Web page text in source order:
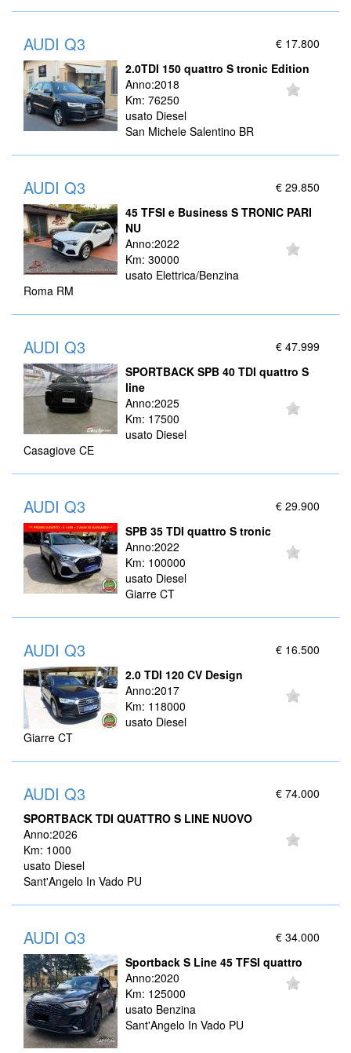
€ 17.800
AUDI Q3
2.0TDI 150 quattro S tronic Edition
Anno:2018
Km: 76250
usato Diesel
San Michele Salentino BR
€ 29.850
AUDI Q3
45 TFSI e Business S TRONIC PARI
NU
Anno:2022
Km: 30000
usato Elettrica/Benzina
Roma RM
€ 47.999
AUDI Q3
SPORTBACK SPB 40 TDI quattro S
line
Anno:2025
Km: 17500
usato Diesel
Casagiove CE
€ 29.900
AUDI Q3
SPB 35 TDI quattro S tronic
Anno:2022
Km: 100000
usato Diesel
Giarre CT
€ 16.500
AUDI Q3
2.0 TDI 120 CV Design
Anno:2017
Km: 118000
usato Diesel
Giarre CT
€ 74.000
AUDI Q3
SPORTBACK TDI QUATTRO S LINE NUOVO
Anno:2026
Km: 1000
usato Diesel
Sant'Angelo In Vado PU
€ 34.000
AUDI Q3
Sportback S Line 45 TFSI quattro
Anno:2020
Km: 125000
usato Benzina
Sant'Angelo In Vado PU